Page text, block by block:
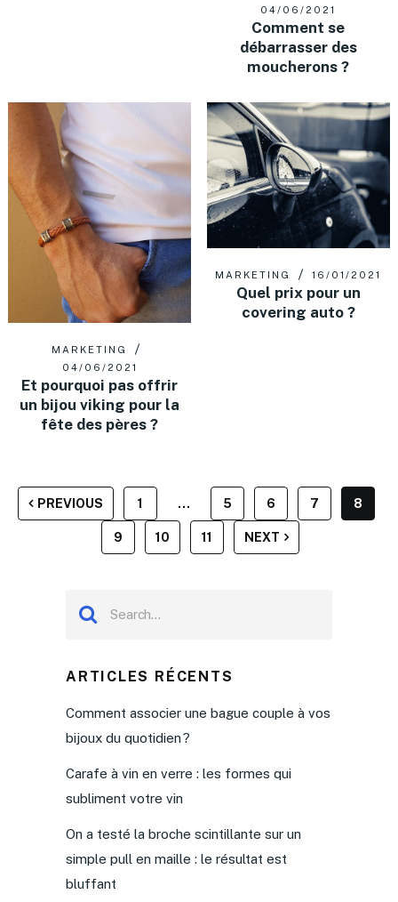
04/06/2021
Comment se
débarrasser des
moucherons ?
MARKETING
04/06/2021
Et pourquoi pas offrir
un bijou viking pour la
fête des pères ?
MARKETING 16/01/2021
Quel prix pour un
covering auto ?
PAGINATION
DES
PUBLICATIONS
PREVIOUS 1 … 5 6 7 8
9 10 11 NEXT
ARTICLES RÉCENTS
Comment associer une bague couple à vos
bijoux du quotidien ?
Carafe à vin en verre : les formes qui
subliment votre vin
On a testé la broche scintillante sur un
simple pull en maille : le résultat est
bluffant